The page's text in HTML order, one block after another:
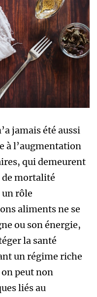
jamais été aussi
à l’augmentation
qui demeurent
de mortalité
rôle
aliments ne se
ou son énergie,
la santé
un régime riche
peut non
liés au